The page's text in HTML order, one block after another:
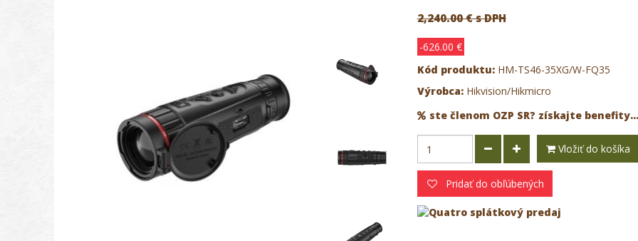
2,240.00 € s DPH
-626.00 €
Kód produktu: HM-TS46-35XG/W-FQ35
Výrobca: Hikvision/Hikmicro
ste členom OZP SR? získajte benefity...
Vložiť do košíka
Pridať do obľúbených